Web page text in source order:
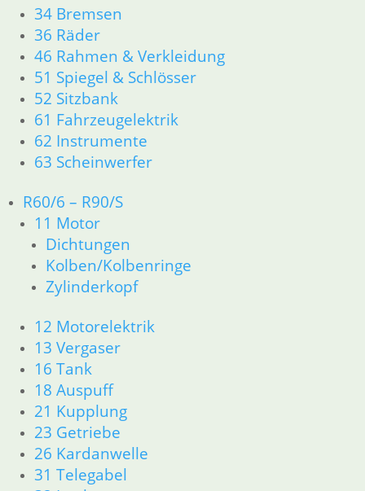
34 Bremsen
36 Räder
46 Rahmen & Verkleidung
51 Spiegel & Schlösser
52 Sitzbank
61 Fahrzeugelektrik
62 Instrumente
63 Scheinwerfer
R60/6 – R90/S
11 Motor
Dichtungen
Kolben/Kolbenringe
Zylinderkopf
12 Motorelektrik
13 Vergaser
16 Tank
18 Auspuff
21 Kupplung
23 Getriebe
26 Kardanwelle
31 Telegabel
Auslaßventil 36 x 7 mit 45 °
38,50€
Artikelnummer: 1336899
inkl. MwSt.
zzgl. Versandkosten
In den Warenkorb
Ventildeckel rund
49,00€
Artikelnummer: 1250240
inkl. MwSt.
zzgl.
Versandkosten
In den Warenkorb
Ventildeckeldichtung
5,00€
Artikelnummer: 1338426
inkl. MwSt.
zzgl.Versandkosten
In den Warenkorb